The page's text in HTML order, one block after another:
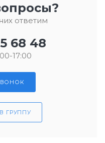
ответим
68 48
17:00
ГРУППУ